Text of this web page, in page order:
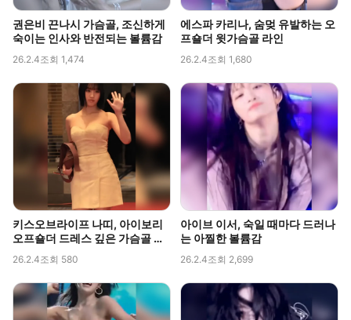
권은비 끈나시 가슴골, 조신하게
숙이는 인사와 반전되는 볼륨감
26.2.4조회 1,474
에스파 카리나, 숨멎 유발하는 오
프숄더 윗가슴골 라인
26.2.4조회 1,680
키스오브라이프 나띠, 아이보리
오프숄더 드레스 깊은 가슴골 라
26.2.4조회 580
아이브 이서, 숙일 때마다 드러나
는 아찔한 볼륨감
26.2.4조회 2,699